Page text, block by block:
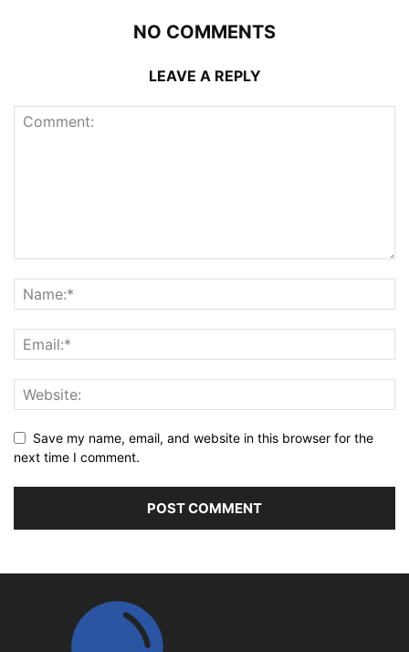
NO COMMENTS
LEAVE A REPLY
Save my name, email, and website in this browser for the
next time I comment.